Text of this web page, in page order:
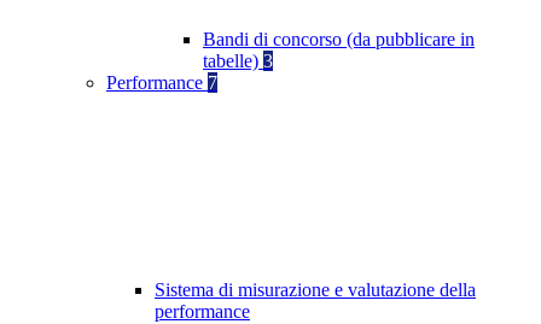
Bandi di concorso (da pubblicare in
tabelle) 3
Performance 7
Sistema di misurazione e valutazione della
performance